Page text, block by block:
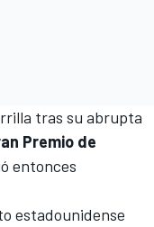
tras su abrupta
Premio de
entonces
estadounidense